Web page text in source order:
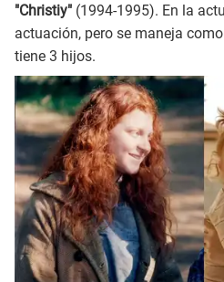
"Christiy" (1994-1995). En la
actuación, pero se maneja
tiene 3 hijos.